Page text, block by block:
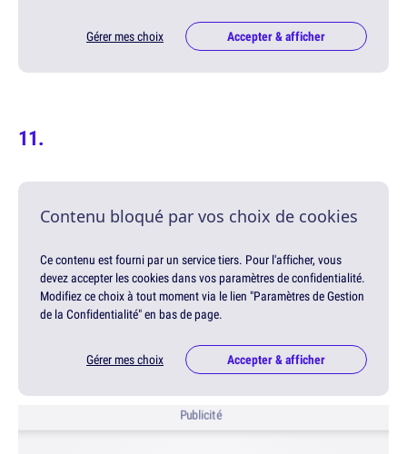
Gérer mes choix Accepter & afficher
Contenu bloqué par vos choix de cookies
Ce contenu est fourni par un service tiers. Pour l'afficher, vous
devez accepter les cookies dans vos paramètres de confidentialité.
Modifiez ce choix à tout moment via le lien "Paramètres de Gestion
de la Confidentialité" en bas de page.
Gérer mes choix Accepter & afficher
Publicité